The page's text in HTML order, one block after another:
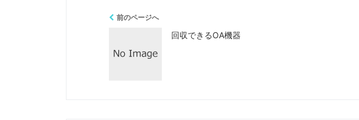
前のページへ
回収できるOA機器